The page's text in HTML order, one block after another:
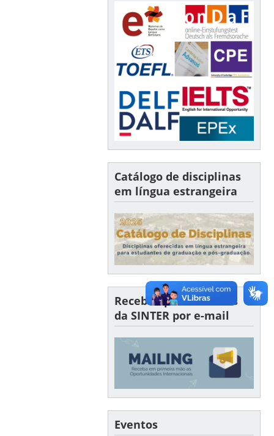
Catálogo de disciplinas
em língua estrangeira
Receba oportunidades
da SINTER por e-mail
Eventos